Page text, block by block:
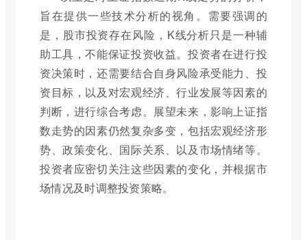
旨在提供一些技术分析的视角。需要强调的
是，股市投资存在风险，K线分析只是一种辅
助工具，不能保证投资收益。投资者在进行投
资决策时，还需要结合自身风险承受能力、投
资目标，以及对宏观经济、行业发展等因素的
判断，进行综合考虑。展望未来，影响上证指
数走势的因素仍然复杂多变，包括宏观经济形
势、政策变化、国际关系、以及市场情绪等。
投资者应密切关注这些因素的变化，并根据市
场情况及时调整投资策略。